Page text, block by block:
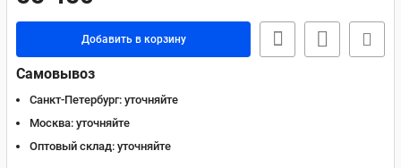
Добавить в корзину
Самовывоз
Санкт-Петербург: уточняйте
Москва: уточняйте
Оптовый склад: уточняйте